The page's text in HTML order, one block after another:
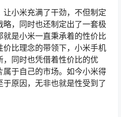
小米充满了干劲，不但制定
，同时也还制定出了一套极
是小米一直秉承着的性价比
比理念的带领下，小米手机
同时也凭借着性价比的优
于自己的市场。如今小米得
原因，无非也就是性受到了